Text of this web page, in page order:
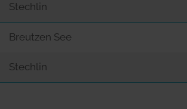
Stechlin
Breutzen See
Stechlin